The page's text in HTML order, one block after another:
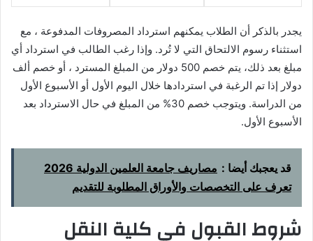
يجدر بالذكر أن الطلاب يمكنهم استرداد المصروفات المدفوعة ، مع
استثناء رسوم الالتحاق التي لا تُرد. وإذا رغب الطالب في استرداد أي
مبلغ بعد ذلك، يتم خصم 500 دولار من المبلغ المسترد ، أو خصم ألف
دولار إذا تم الرغبة في استردادها خلال اليوم الأول أو الأسبوع الأول
من الدراسة. ويتوجب خصم 30% من المبلغ في حال الاسترداد بعد
الأسبوع الأول.
قد يعجبك أيضا :
مصاريف جامعة العلمين الدولية 2026
تعرف على التخصصات والأوراق المطلوبة للتقديم
شروط القبول في كلية النقل